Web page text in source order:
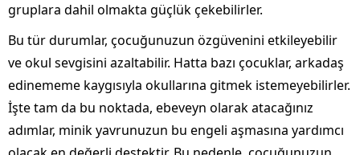
gruplara dahil olmakta güçlük çekebilirler.
Bu tür durumlar, çocuğunuzun özgüvenini etkileyebilir
ve okul sevgisini azaltabilir. Hatta bazı çocuklar, arkadaş
edinememe kaygısıyla okullarına gitmek istemeyebilirler.
İşte tam da bu noktada, ebeveyn olarak atacağınız
adımlar, minik yavrunuzun bu engeli aşmasına yardımcı